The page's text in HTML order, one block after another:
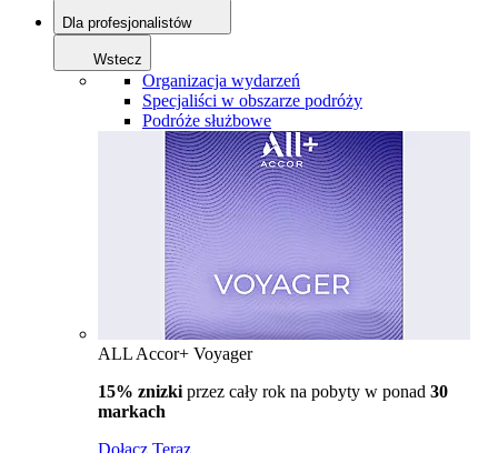
Dla profesjonalistów
Wstecz
Organizacja wydarzeń
Specjaliści w obszarze podróży
Podróże służbowe
ALL Accor+ Voyager
15% znizki przez cały rok na pobyty w ponad 30
markach
Dołącz Teraz